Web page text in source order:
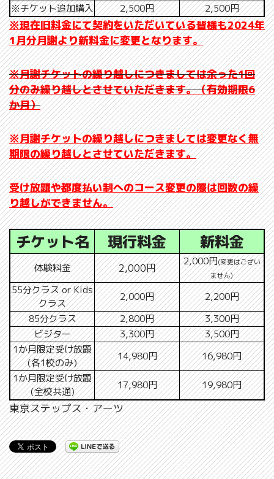
※チケット追加購入
2,500円 2,500円
※現在旧料金にて契約をいただいている皆様も2024年
1月分月謝より新料金に変更となります。
※月謝チケットの繰り越しにつきましては余った1回
分のみ繰り越しとさせていただきます。（有効期限6
か月）
※月謝チケットの繰り越しにつきましては変更なく無
期限の繰り越しとさせていただきます。
受け放題や都度払い制へのコース変更の際は回数の繰
り越しができません。
チケット名 現行料金 新料金
体験料金 2,000円
2,000円(変更はござい
ません)
55分クラス or Kids
クラス
2,000円
2,200円
85分クラス
2,800円
3,300円
ビジター
3,300円
3,500円
1か月限定受け放題
(各1校のみ)
14,980円
16,980円
1か月限定受け放題
(全校共通)
17,980円 19,980円
東京ステップス・アーツ